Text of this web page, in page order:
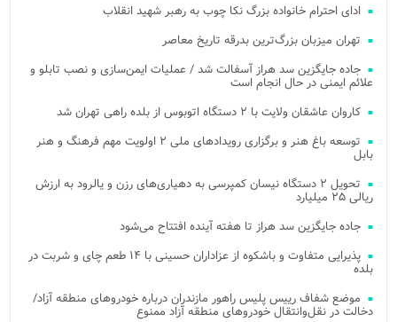
ادای احترام خانواده بزرگ نکا چوب به رهبر شهید انقلاب
تهران میزبان بزرگ‌ترین بدرقه تاریخ معاصر
جاده جایگزین سد هراز آسفالت شد / عملیات ایمن‌سازی و نصب تابلو و
علائم ایمنی در حال انجام است
کاروان عاشقان ولایت با ۲ دستگاه اتوبوس از بلده راهی تهران شد
توسعه باغ هنر و برگزاری رویدادهای ملی ۲ اولویت مهم فرهنگ و هنر
بابل
تحویل ۲ دستگاه نیسان کمپرسی به دهیاری‌های رزن و یالرود به ارزش
ریالی ۲۵ میلیارد
جاده جایگزین سد هراز تا هفته آینده افتتاح می‌شود
پذیرایی متفاوت و باشکوه از عزاداران حسینی با ۱۴ طعم چای و شربت در
بلده
موضع شفاف رییس پلیس راهور مازندران درباره خودروهای منطقه آزاد/
دخالت در نقل‌وانتقال خودروهای منطقه آزاد ممنوع